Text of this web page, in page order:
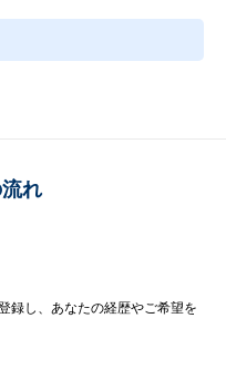
れ
録し、あなたの経歴やご希望を